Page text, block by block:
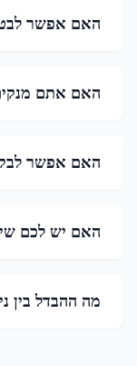
האם אפשר
האם אתם
האם אפשר
האם יש לכם
מה ההבדל בין